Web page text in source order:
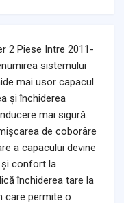
2 Piese Intre 2011-
sistemului
mai usor capacul
și închiderea
mai sigură.
de coborâre
a capacului devine
confort la
închiderea tare la
care permite o